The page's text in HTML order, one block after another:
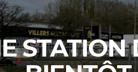
STATION